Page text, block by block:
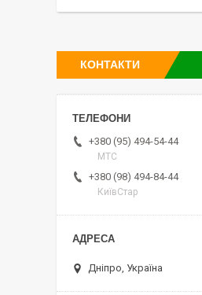
КОНТАКТИ
+380 (95) 494-54-44
МТС
+380 (98) 494-84-44
КиївСтар
Дніпро, Україна